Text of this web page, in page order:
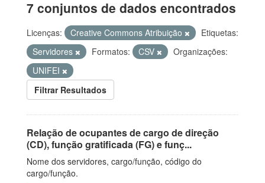
7 conjuntos de dados encontrados
Licenças: Creative Commons Atribuição
Etiquetas:
Servidores
Formatos: CSV
Organizações:
UNIFEI
Filtrar Resultados
Relação de ocupantes de cargo de direção
(CD), função gratificada (FG) e funç...
Nome dos servidores, cargo/função, código do
cargo/função.